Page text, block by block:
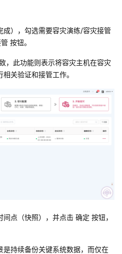
成），勾选需要容灾演练/容灾接管
按钮。
，此功能则表示将容灾主机在容灾
关验证和接管工作。
点（快照），并点击 确定 按钮，
持续备份关键系统数据，而仅在